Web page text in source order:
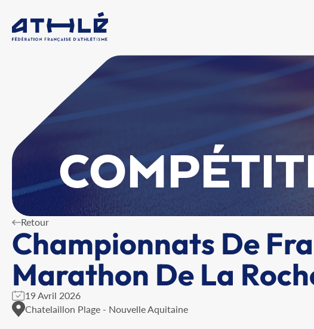
Retour
Championnats De
Marathon De La
19 Avril 2026
Chatelaillon Plage - Nouvelle Aquitaine